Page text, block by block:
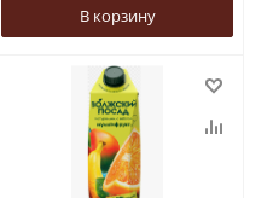
В корзину